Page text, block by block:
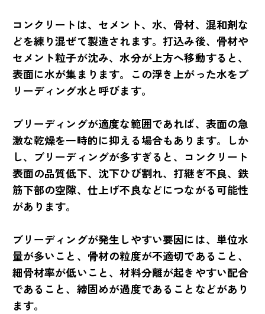
コンクリートは、セメント、水、骨材、混和剤な
どを練り混ぜて製造されます。打込み後、骨材や
セメント粒子が沈み、水分が上方へ移動すると、
表面に水が集まります。この浮き上がった水をブ
リーディング水と呼びます。
ブリーディングが適度な範囲であれば、表面の急
激な乾燥を一時的に抑える場合もあります。しか
し、ブリーディングが多すぎると、コンクリート
表面の品質低下、沈下ひび割れ、打継ぎ不良、鉄
筋下部の空隙、仕上げ不良などにつながる可能性
があります。
ブリーディングが発生しやすい要因には、単位水
量が多いこと、骨材の粒度が不適切であること、
細骨材率が低いこと、材料分離が起きやすい配合
であること、締固めが過度であることなどがあり
ます。